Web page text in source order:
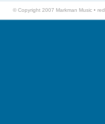
© Copyright 2007 Markman Music •